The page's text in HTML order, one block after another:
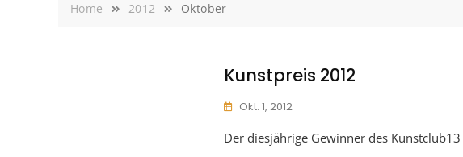
Home 2012 Oktober
Kunstpreis 2012
Okt. 1, 2012
Der diesjährige Gewinner des